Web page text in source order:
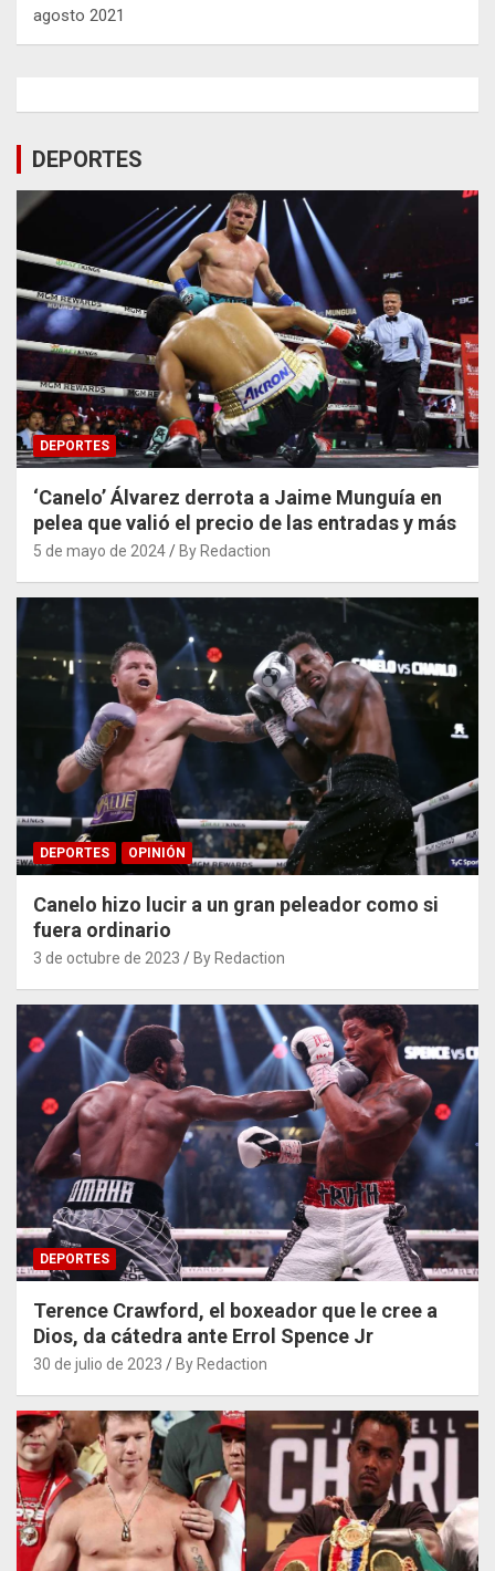
agosto 2021
DEPORTES
DEPORTES
‘Canelo’ Álvarez derrota a Jaime Munguía en
pelea que valió el precio de las entradas y más
5 de mayo de 2024 By Redaction
DEPORTES OPINIÓN
Canelo hizo lucir a un gran peleador como si
fuera ordinario
3 de octubre de 2023 By Redaction
DEPORTES
Terence Crawford, el boxeador que le cree a
Dios, da cátedra ante Errol Spence Jr
30 de julio de 2023 By Redaction